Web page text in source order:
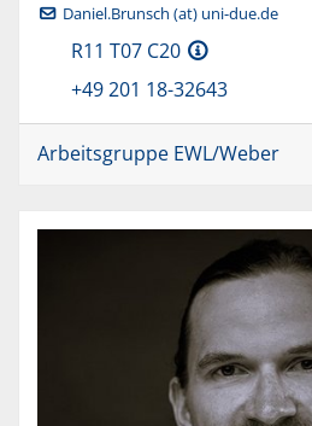
Daniel.Brunsch (at) uni-due.de
R11 T07 C20
+49 201 18-32643
Arbeitsgruppe EWL/Weber